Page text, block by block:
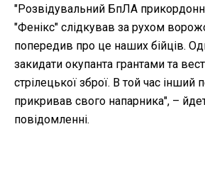
"Розвідувальний БпЛА
"Фенікс" слідкував за рухом
попередив про це наших бійців.
закидати окупанта грантами та
стрілецької зброї. В той час інший
прикривав свого напарника", –
повідомленні.